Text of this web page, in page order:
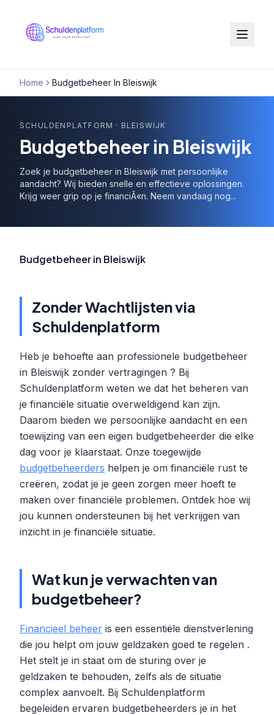
Home Budgetbeheer In Bleiswijk
SCHULDENPLATFORM · BLEISWIJK
Budgetbeheer in Bleiswijk
Zoek je budgetbeheer in Bleiswijk met persoonlijke
aandacht? Wij bieden snelle en effectieve oplossingen.
Krijg weer grip op je financiÃ«n. Neem vandaag nog...
Budgetbeheer in Bleiswijk
Zonder Wachtlijsten via
Schuldenplatform
Heb je behoefte aan professionele budgetbeheer
in Bleiswijk zonder vertragingen ? Bij
Schuldenplatform weten we dat het beheren van
je financiële situatie overweldigend kan zijn.
Daarom bieden we persoonlijke aandacht en een
toewijzing van een eigen budgetbeheerder die elke
dag voor je klaarstaat. Onze toegewijde
budgetbeheerders helpen je om financiële rust te
creëren, zodat je je geen zorgen meer hoeft te
maken over financiële problemen. Ontdek hoe wij
jou kunnen ondersteunen bij het verkrijgen van
inzicht in je financiële situatie.
Wat kun je verwachten van
budgetbeheer?
Financieel beheer is een essentiële dienstverlening
die jou helpt om jouw geldzaken goed te regelen .
Het stelt je in staat om de sturing over je
geldzaken te behouden, zelfs als de situatie
complex aanvoelt. Bij Schuldenplatform
begeleiden ervaren budgetbeheerders je in het